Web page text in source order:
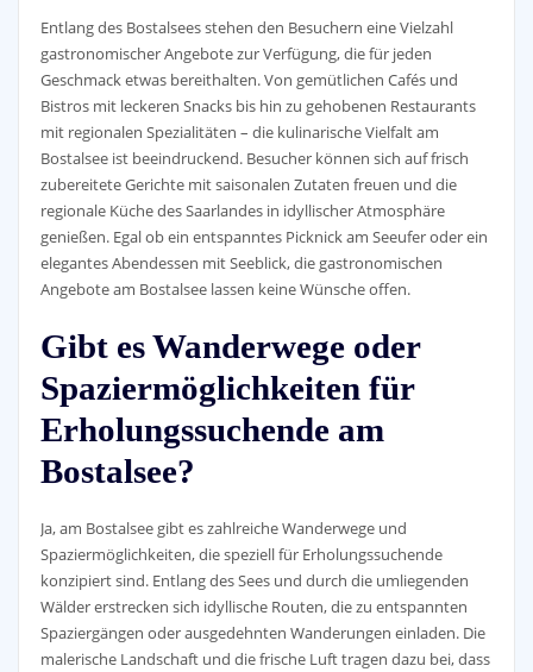
Entlang des Bostalsees stehen den Besuchern eine Vielzahl
gastronomischer Angebote zur Verfügung, die für jeden
Geschmack etwas bereithalten. Von gemütlichen Cafés und
Bistros mit leckeren Snacks bis hin zu gehobenen Restaurants
mit regionalen Spezialitäten – die kulinarische Vielfalt am
Bostalsee ist beeindruckend. Besucher können sich auf frisch
zubereitete Gerichte mit saisonalen Zutaten freuen und die
regionale Küche des Saarlandes in idyllischer Atmosphäre
genießen. Egal ob ein entspanntes Picknick am Seeufer oder ein
elegantes Abendessen mit Seeblick, die gastronomischen
Angebote am Bostalsee lassen keine Wünsche offen.
Gibt es Wanderwege oder
Spaziermöglichkeiten für
Erholungssuchende am
Bostalsee?
Ja, am Bostalsee gibt es zahlreiche Wanderwege und
Spaziermöglichkeiten, die speziell für Erholungssuchende
konzipiert sind. Entlang des Sees und durch die umliegenden
Wälder erstrecken sich idyllische Routen, die zu entspannten
Spaziergängen oder ausgedehnten Wanderungen einladen. Die
malerische Landschaft und die frische Luft tragen dazu bei, dass